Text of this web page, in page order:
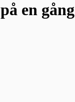
på en gång